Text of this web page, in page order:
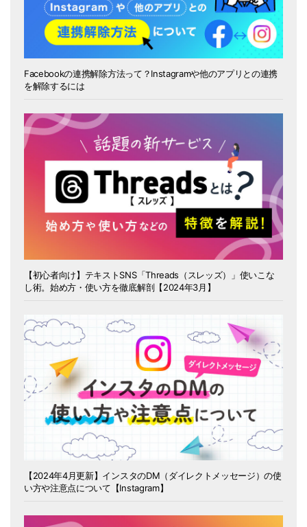
Facebookの連携解除方法って？Instagramや他のアプリとの連携
を解除するには
【初心者向け】テキストSNS「Threads（スレッズ）」使いこな
し術。始め方・使い方を徹底解剖【2024年3月】
【2024年4月更新】インスタのDM（ダイレクトメッセージ）の使
い方や注意点について【Instagram】